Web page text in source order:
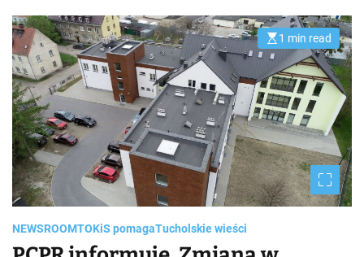
E
s
t
i
m
a
t
e
d
r
e
a
d
t
i
1 min read
NEWSROOMTOKiS pomagaTucholskie wieści